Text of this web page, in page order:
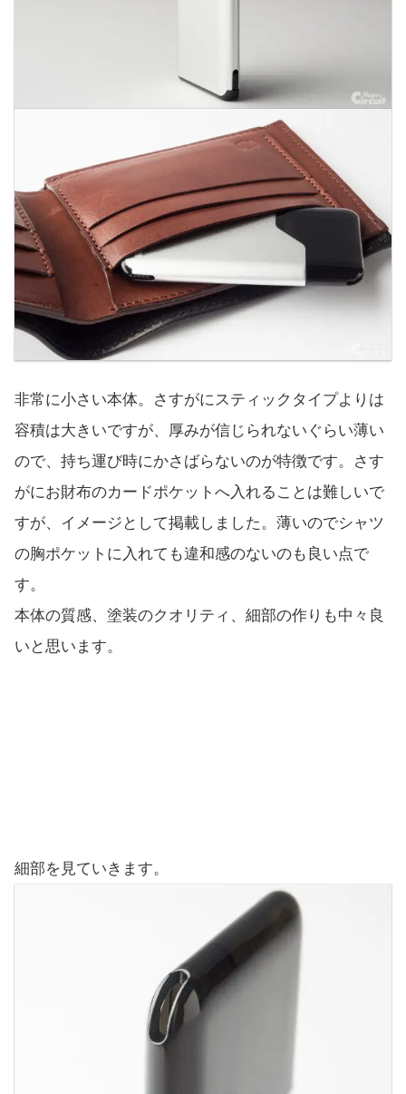
非常に小さい本体。さすがにスティックタイプよりは
容積は大きいですが、厚みが信じられないぐらい薄い
ので、持ち運び時にかさばらないのが特徴です。さす
がにお財布のカードポケットへ入れることは難しいで
すが、イメージとして掲載しました。薄いのでシャツ
の胸ポケットに入れても違和感のないのも良い点で
す。
本体の質感、塗装のクオリティ、細部の作りも中々良
いと思います。
細部を見ていきます。